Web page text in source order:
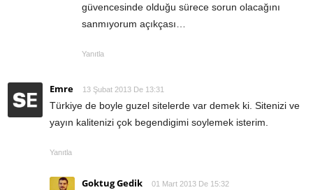
güvencesinde olduğu sürece sorun olacağını
sanmıyorum açıkçası…
Yanıtla
Emre 13 Şubat 2013 De 13:31
Türkiye de boyle guzel sitelerde var demek ki. Sitenizi ve
yayın kalitenizi çok begendigimi soylemek isterim.
Yanıtla
Goktug Gedik 01 Mart 2013 De 15:32